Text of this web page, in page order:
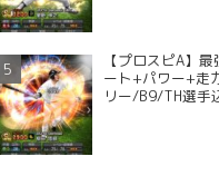
【プロスピA】
ート+パワー+走
リー/B9/TH選